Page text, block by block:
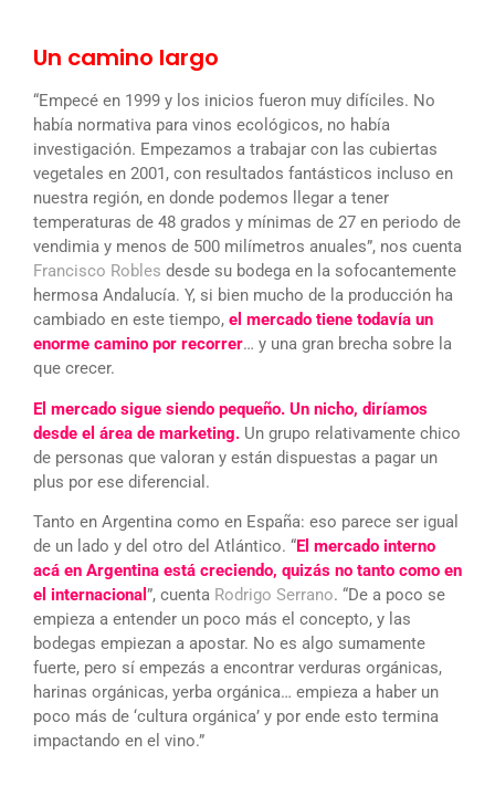
Un camino largo
“Empecé en 1999 y los inicios fueron muy difíciles. No
había normativa para vinos ecológicos, no había
investigación. Empezamos a trabajar con las cubiertas
vegetales en 2001, con resultados fantásticos incluso en
nuestra región, en donde podemos llegar a tener
temperaturas de 48 grados y mínimas de 27 en periodo de
vendimia y menos de 500 milímetros anuales”, nos cuenta
Francisco Robles desde su bodega en la sofocantemente
hermosa Andalucía. Y, si bien mucho de la producción ha
cambiado en este tiempo, el mercado tiene todavía un
enorme camino por recorrer… y una gran brecha sobre la
que crecer.
El mercado sigue siendo pequeño. Un nicho, diríamos
desde el área de marketing. Un grupo relativamente chico
de personas que valoran y están dispuestas a pagar un
plus por ese diferencial.
Tanto en Argentina como en España: eso parece ser igual
de un lado y del otro del Atlántico. “El mercado interno
acá en Argentina está creciendo, quizás no tanto como en
el internacional ”, cuenta Rodrigo Serrano. “De a poco se
empieza a entender un poco más el concepto, y las
bodegas empiezan a apostar. No es algo sumamente
fuerte, pero sí empezás a encontrar verduras orgánicas,
harinas orgánicas, yerba orgánica… empieza a haber un
poco más de ‘cultura orgánica’ y por ende esto termina
impactando en el vino.”